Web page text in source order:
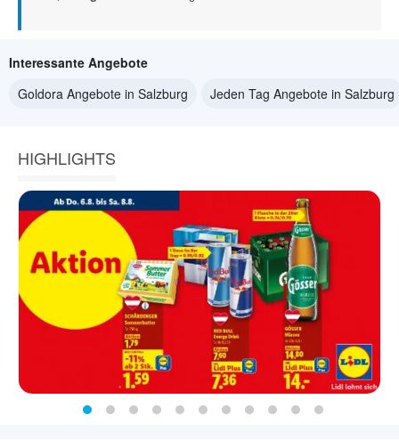
Interessante Angebote
Goldora Angebote in Salzburg
Jeden Tag Angebote in Salzburg
HIGHLIGHTS